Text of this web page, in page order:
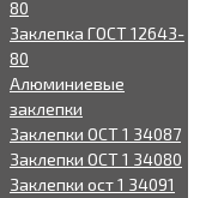
80
Заклепка ГОСТ 12643-
80
Алюминиевые
заклепки
Заклепки ОСТ 1 34087
Заклепки ОСТ 1 34080
Заклепки ост 1 34091